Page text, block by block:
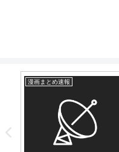
漫画まとめ速報